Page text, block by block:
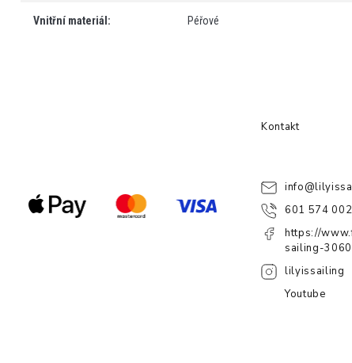
Vnitřní materiál: Péřové
Kontakt
info@
601 574 002
https://
sailing-
lilyissailing
Youtube